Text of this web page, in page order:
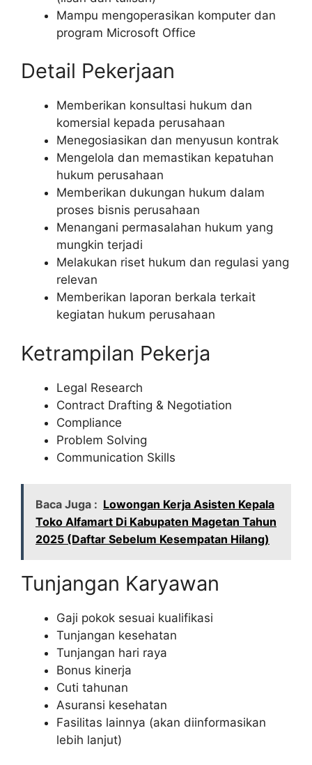
Mampu mengoperasikan komputer dan
program Microsoft Office
Detail Pekerjaan
Memberikan konsultasi hukum dan
komersial kepada perusahaan
Menegosiasikan dan menyusun kontrak
Mengelola dan memastikan kepatuhan
hukum perusahaan
Memberikan dukungan hukum dalam
proses bisnis perusahaan
Menangani permasalahan hukum yang
mungkin terjadi
Melakukan riset hukum dan regulasi yang
relevan
Memberikan laporan berkala terkait
kegiatan hukum perusahaan
Ketrampilan Pekerja
Legal Research
Contract Drafting & Negotiation
Compliance
Problem Solving
Communication Skills
Baca Juga : Lowongan Kerja Asisten Kepala
Toko Alfamart Di Kabupaten Magetan Tahun
2025 (Daftar Sebelum Kesempatan Hilang)
Tunjangan Karyawan
Gaji pokok sesuai kualifikasi
Tunjangan kesehatan
Tunjangan hari raya
Bonus kinerja
Cuti tahunan
Asuransi kesehatan
Fasilitas lainnya (akan diinformasikan
lebih lanjut)